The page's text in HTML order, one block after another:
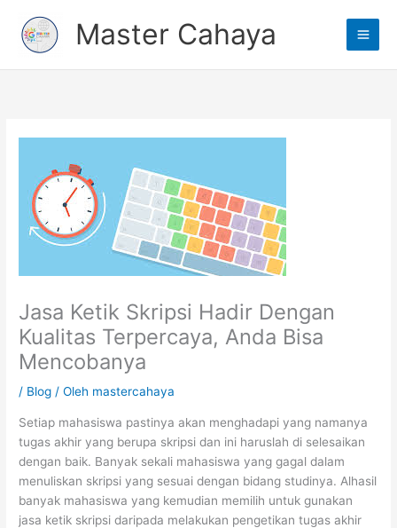
konten
Master Cahaya
Main
Jasa Ketik Skripsi Hadir Dengan
Kualitas Terpercaya, Anda Bisa
Mencobanya
/ Blog / Oleh mastercahaya
Setiap mahasiswa pastinya akan menghadapi yang namanya
tugas akhir yang berupa skripsi dan ini haruslah di selesaikan
dengan baik. Banyak sekali mahasiswa yang gagal dalam
menuliskan skripsi yang sesuai dengan bidang studinya. Alhasil
banyak mahasiswa yang kemudian memilih untuk gunakan
jasa ketik skripsi daripada melakukan pengetikan tugas akhir